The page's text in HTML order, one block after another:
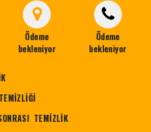
Ödeme
bekleniyor
Ödeme
bekleniyor
TEMİZLİK